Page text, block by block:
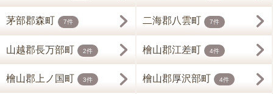
茅部郡森町 7件 二海郡八雲町 7件
山越郡長万部町 2件 檜山郡江差町 4件
檜山郡上ノ国町 3件 檜山郡厚沢部町 4件